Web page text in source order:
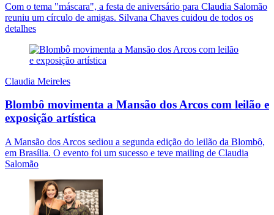
Com o tema "máscara", a festa de aniversário para Claudia Salomão
reuniu um círculo de amigas. Silvana Chaves cuidou de todos os
detalhes
Claudia Meireles
Blombô movimenta a Mansão dos Arcos com leilão e
exposição artística
A Mansão dos Arcos sediou a segunda edição do leilão da Blombô,
em Brasília. O evento foi um sucesso e teve mailing de Claudia
Salomão